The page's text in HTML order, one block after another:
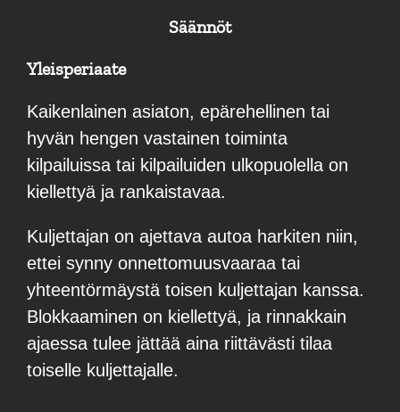
Säännöt
Yleisperiaate
Kaikenlainen asiaton, epärehellinen tai
hyvän hengen vastainen toiminta
kilpailuissa tai kilpailuiden ulkopuolella on
kiellettyä ja rankaistavaa.
Kuljettajan on ajettava autoa harkiten niin,
ettei synny onnettomuusvaaraa tai
yhteentörmäystä toisen kuljettajan kanssa.
Blokkaaminen on kiellettyä, ja rinnakkain
ajaessa tulee jättää aina riittävästi tilaa
toiselle kuljettajalle.